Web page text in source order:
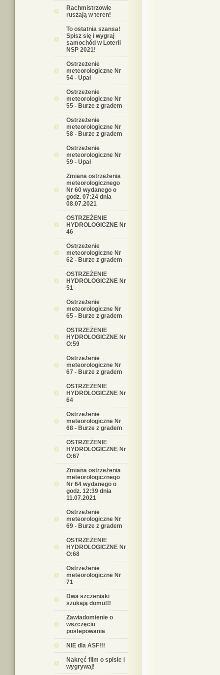
Rachmistrzowie
ruszają w teren!
To ostatnia szansa!
Spisz się i wygraj
samochód w Loterii
NSP 2021!
Ostrzeżenie
meteorologiczne Nr
54 - Upał
Ostrzeżenie
meteorologiczne Nr
55 - Burze z gradem
Ostrzeżenie
meteorologiczne Nr
58 - Burze z gradem
Ostrzeżenie
meteorologiczne Nr
59 - Upał
Zmiana ostrzeżenia
meteorologicznego
Nr 60 wydanego o
godz. 07:24 dnia
08.07.2021
OSTRZEŻENIE
HYDROLOGICZNE Nr
46
Ostrzeżenie
meteorologiczne Nr
62 - Burze z gradem
OSTRZEŻENIE
HYDROLOGICZNE Nr
51
Ostrzeżenie
meteorologiczne Nr
65 - Burze z gradem
OSTRZEŻENIE
HYDROLOGICZNE Nr
O:59
Ostrzeżenie
meteorologiczne Nr
67 - Burze z gradem
OSTRZEŻENIE
HYDROLOGICZNE Nr
64
Ostrzeżenie
meteorologiczne Nr
68 - Burze z gradem
OSTRZEŻENIE
HYDROLOGICZNE Nr
O:67
Zmiana ostrzeżenia
meteorologicznego
Nr 64 wydanego o
godz. 12:39 dnia
11.07.2021
Ostrzeżenie
meteorologiczne Nr
69 - Burze z gradem
OSTRZEŻENIE
HYDROLOGICZNE Nr
O:68
Ostrzeżenie
meteorologiczne Nr
71
Dwa szczeniaki
szukają domu!!!
Zawiadomienie o
wszczęciu
postepowania
NIE dla ASF!!!
Nakręć film o spisie i
wygrywaj!